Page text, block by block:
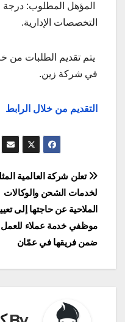
المؤهل المطلوب: درجة
التخصصات الإدارية.
يتم تقديم الطلبات من
في شركة زين.
التقديم من خلال الرابط
تصفّح
المقالات
تعلن شركة العالمية
لخدمات الشحن والوكالات
الملاحية عن حاجتها إلى
موظفي خدمة عملاء للعمل
ضمن فريقها في عمّان